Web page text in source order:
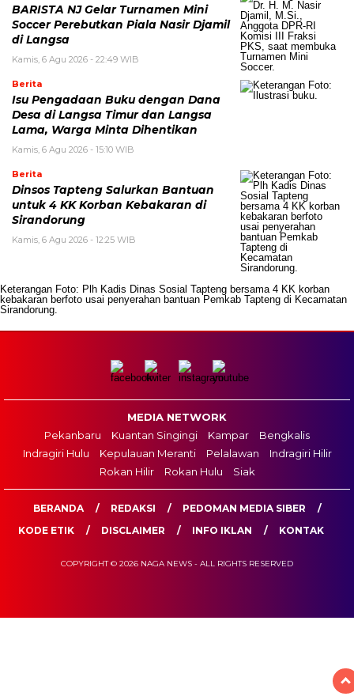
BARISTA NJ Gelar Turnamen Mini
Soccer Perebutkan Piala Nasir Djamil
di Langsa
Kamis, 6 Agu 2026 - 22:49 WIB
Berita
Isu Pengadaan Buku dengan Dana
Desa di Langsa Timur dan Langsa
Lama, Warga Minta Dihentikan
Kamis, 6 Agu 2026 - 15:10 WIB
Berita
Dinsos Tapteng Salurkan Bantuan
untuk 4 KK Korban Kebakaran di
Sirandorung
Kamis, 6 Agu 2026 - 12:25 WIB
Keterangan Foto: Plh Kadis Dinas Sosial Tapteng bersama 4 KK korban
kebakaran berfoto usai penyerahan bantuan Pemkab Tapteng di Kecamatan
Sirandorung.
MEDIA NETWORK
Pekanbaru
Kuantan Singingi Kampar
Bengkalis
Indragiri Hulu
Kepulauan Meranti Pelalawan
Indragiri Hilir
Rokan Hilir
Rokan Hulu Siak
BERANDA REDAKSI
PEDOMAN MEDIA SIBER
KODE ETIK
DISCLAIMER INFO IKLAN KONTAK
COPYRIGHT © 2026 NAGA NEWS - ALL RIGHTS RESERVED